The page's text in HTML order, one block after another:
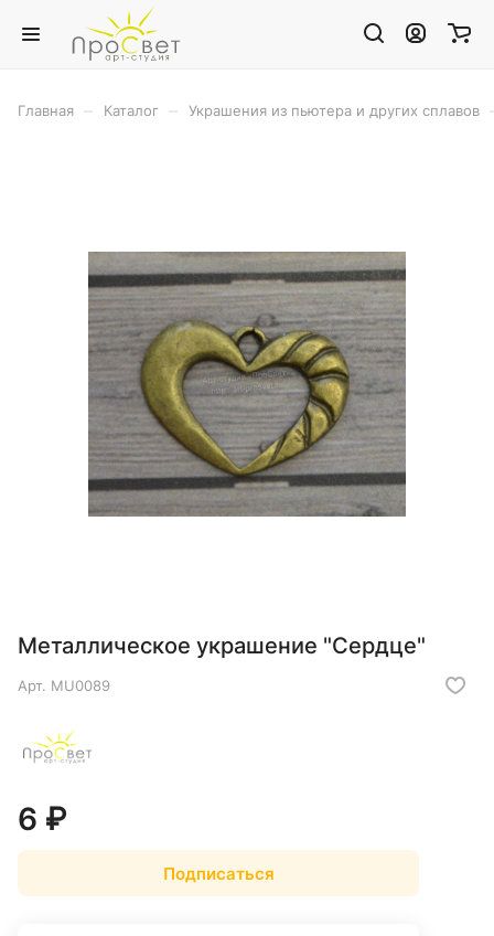
Главная Каталог Украшения из пьютера и других сплавов
Металлическое украшение "Сердце"
Арт. MU0089
6 ₽
Подписаться